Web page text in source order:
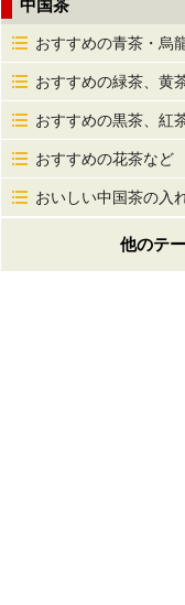
中国茶
おすすめの青茶・烏
おすすめの緑茶、黄
おすすめの黒茶、紅
おすすめの花茶など
おいしい中国茶の入
他のテ